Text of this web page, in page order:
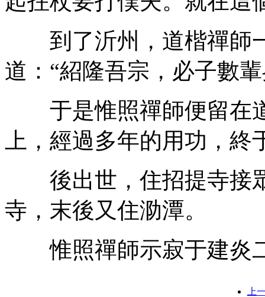
到了沂州，道楷禪師
道：“紹隆吾宗，必子數
于是惟照禪師便留在
上，經過多年的用功，終
後出世，住招提寺接
寺，末後又住泐潭。
惟照禪師示寂于建炎
上